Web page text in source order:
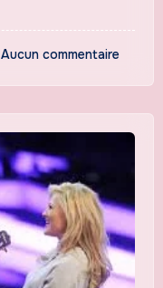
Aucun commentaire